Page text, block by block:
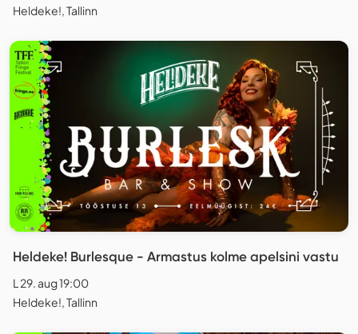
Heldeke!, Tallinn
Heldeke! Burlesque - Armastus kolme apelsini vastu
L 29. aug 19:00
Heldeke!, Tallinn